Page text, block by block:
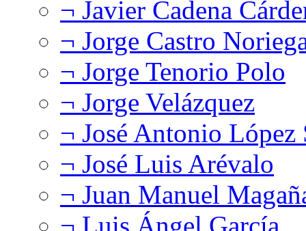
¬ Javier Cadena
¬ Jorge Castro
¬ Jorge Tenorio Polo
¬ Jorge Velázquez
¬ José Antonio López
¬ José Luis Arévalo
¬ Juan Manuel
¬ Luis Ángel García